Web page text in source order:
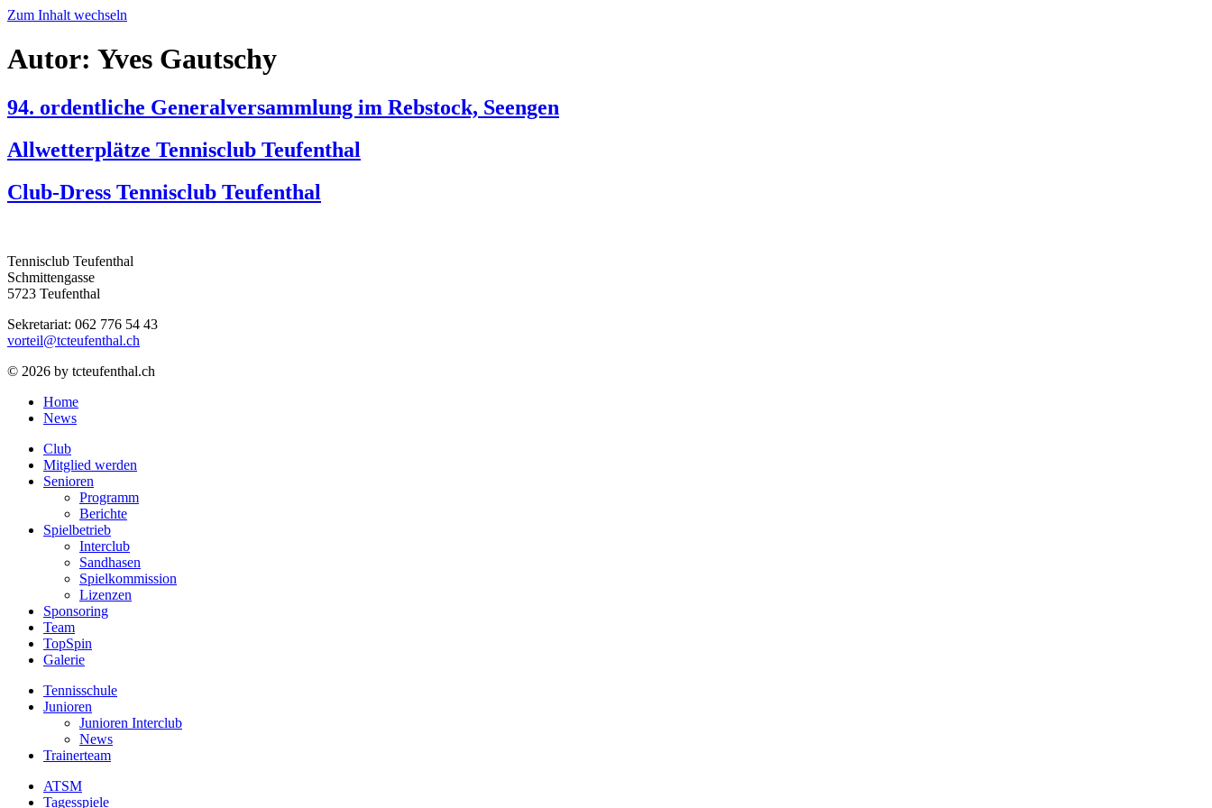
Zum Inhalt wechseln
Autor: Yves Gautschy
94. ordentliche Generalversammlung im Rebstock, Seengen
Allwetterplätze Tennisclub Teufenthal
Club-Dress Tennisclub Teufenthal
Tennisclub Teufenthal
Schmittengasse
5723 Teufenthal
Sekretariat: 062 776 54 43
vorteil@tcteufenthal.ch
© 2026 by tcteufenthal.ch
Home
News
Club
Mitglied werden
Senioren
Programm
Berichte
Spielbetrieb
Interclub
Sandhasen
Spielkommission
Lizenzen
Sponsoring
Team
TopSpin
Galerie
Tennisschule
Junioren
Junioren Interclub
News
Trainerteam
ATSM
Tagesspiele